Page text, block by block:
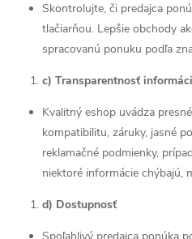
Skontrolujte, či predajca
tlačiarňou. Lepšie obchody
spracovanú ponuku podľa
c) Transparentnosť
Kvalitný eshop uvádza
kompatibilitu, záruky, jasné
reklamačné podmienky,
niektoré informácie chýbajú,
d) Dostupnosť